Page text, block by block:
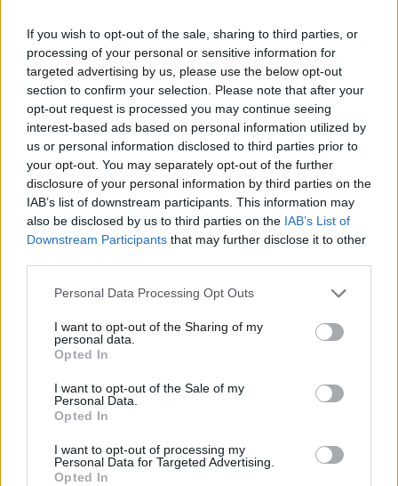
If you wish to opt-out of the sale, sharing to third parties, or
processing of your personal or sensitive information for
targeted advertising by us, please use the below opt-out
section to confirm your selection. Please note that after your
opt-out request is processed you may continue seeing
interest-based ads based on personal information utilized by
us or personal information disclosed to third parties prior to
your opt-out. You may separately opt-out of the further
disclosure of your personal information by third parties on the
IAB’s list of downstream participants. This information may
also be disclosed by us to third parties on the IAB’s List of
Downstream Participants that may further disclose it to other
Personal Data Processing Opt Outs
I want to opt-out of the Sharing of my
personal data.
Opted In
I want to opt-out of the Sale of my
Personal Data.
Opted In
I want to opt-out of processing my
Personal Data for Targeted Advertising.
Opted In
ΔΙΑΦΗΜΙΣΗ
ΔΕΙΤΕ ΕΠΙΣΗΣ